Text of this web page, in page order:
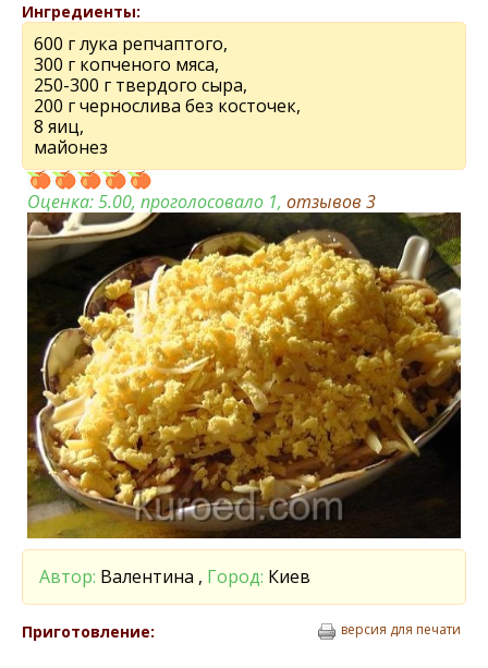
Ингредиенты:
600 г лука репчаптого,
300 г копченого мяса,
250-300 г твердого сыра,
200 г чернослива без косточек,
8 яиц,
майонез
Оценка:5.00, проголосовало 1, отзывов 3
Автор: Валентина , Город: Киев
Приготовление: версия для печати